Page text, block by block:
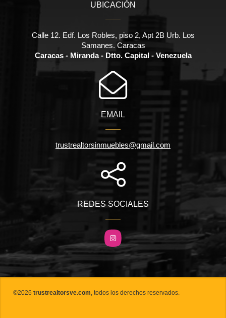
UBICACIÓN
Calle 12. Edf. Los Robles, piso 2, Apt 2B Urb. Los
Samanes. Caracas
Caracas - Miranda - Dtto. Capital - Venezuela
EMAIL
trustrealtorsinmuebles@gmail.com
REDES SOCIALES
Instagram
©2026 trustrealtorsve.com, todos los derechos reservados.